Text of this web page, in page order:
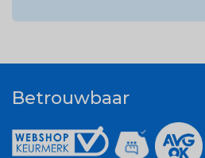
Betrouwbaar